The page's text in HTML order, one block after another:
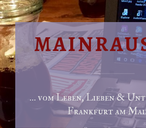
… vom Leben, Lieben &
Frankfurt am